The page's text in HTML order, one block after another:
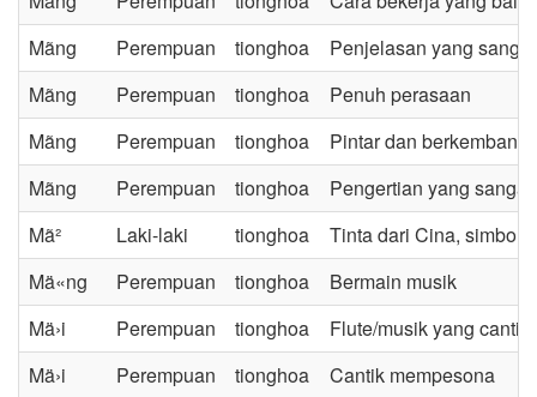
Mã­ng
Perempuan tionghoa
Penjelasan yang
Mã­ng
Perempuan tionghoa
Penuh perasaan
Mã­ng
Perempuan tionghoa
Pintar dan berkembang
Mã­ng
Perempuan tionghoa
Pengertian yang
Mã²
Laki-laki tionghoa
Tinta dari Cina, simbol
Mä«ng
Perempuan tionghoa
Bermain musik
Mä›i
Perempuan tionghoa
Flute/musik yang cantik
Mä›i
Perempuan tionghoa
Cantik mempesona